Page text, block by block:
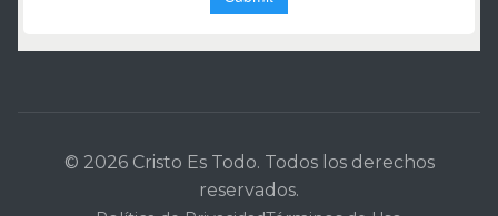
© 2026 Cristo Es Todo. Todos los derechos
reservados.